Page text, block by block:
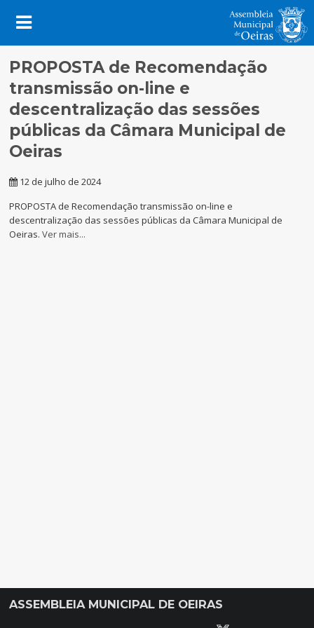
PROPOSTA de Recomendação
transmissão on-line e
descentralização das sessões
públicas da Câmara Municipal de
Oeiras
12 de julho de 2024
PROPOSTA de Recomendação transmissão on-line e
descentralização das sessões públicas da Câmara Municipal de
Oeiras. Ver mais...
ASSEMBLEIA MUNICIPAL DE OEIRAS